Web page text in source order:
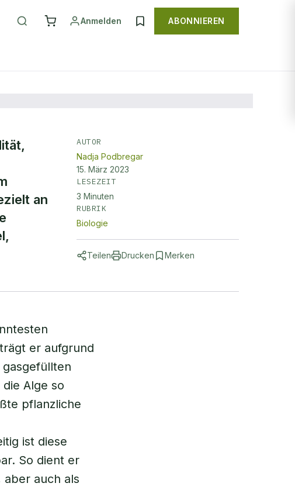
Anmelden ABONNIEREN
an
AUTOR
Nadja Podbregar
15. März 2023
LESEZEIT
3 Minuten
RUBRIK
Biologie
Teilen Drucken Merken
er aufgrund
Alge so
pflanzliche
ist diese
So dient er
auch als